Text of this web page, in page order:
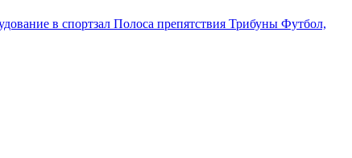
в спортзал Полоса препятствия Трибуны Футбол,